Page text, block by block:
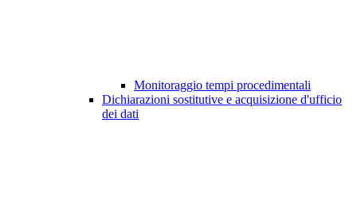
Monitoraggio tempi procedimentali
Dichiarazioni sostitutive e acquisizione d'ufficio
dei dati